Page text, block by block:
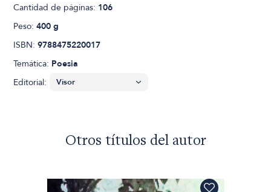
Cantidad de páginas: 106
Peso:400 g
ISBN:9788475220017
Temática: Poesia
Editorial:
Otros títulos del autor